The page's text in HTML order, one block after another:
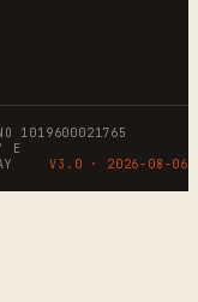
1019600021765
E
V3.0 · 2026-08-06